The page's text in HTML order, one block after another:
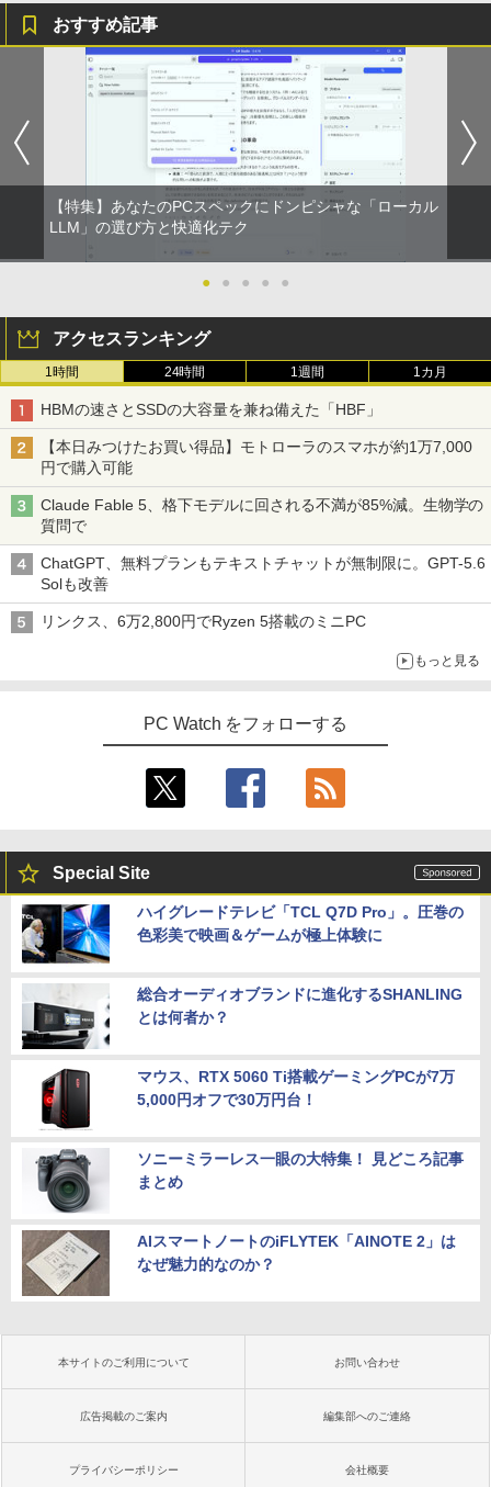
おすすめ記事
【特集】あなたのPCスペックにドンピシャな「ローカル
LLM」の選び方と快適化テク
● ● ● ● ●
アクセスランキング
1時間 24時間 1週間 1カ月
HBMの速さとSSDの大容量を兼ね備えた「HBF」
【本日みつけたお買い得品】モトローラのスマホが約1万7,000
円で購入可能
Claude Fable 5、格下モデルに回される不満が85%減。生物学の
質問で
ChatGPT、無料プランもテキストチャットが無制限に。GPT-5.6
Solも改善
リンクス、6万2,800円でRyzen 5搭載のミニPC
もっと見る
PC Watch をフォローする
Special Site
ハイグレードテレビ「TCL Q7D Pro」。圧巻の
色彩美で映画＆ゲームが極上体験に
総合オーディオブランドに進化するSHANLING
とは何者か？
マウス、RTX 5060 Ti搭載ゲーミングPCが7万
5,000円オフで30万円台！
ソニーミラーレス一眼の大特集！ 見どころ記事
まとめ
AIスマートノートのiFLYTEK「AINOTE 2」は
なぜ魅力的なのか？
本サイトのご利用について お問い合わせ
広告掲載のご案内 編集部へのご連絡
プライバシーポリシー 会社概要